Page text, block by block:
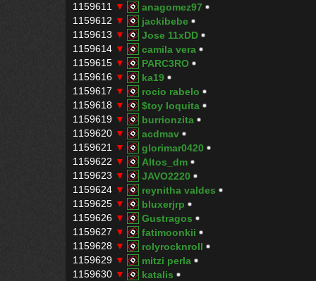
1159611
▼
anagomez97
1159612 ▼
jackibebe
1159613 ▼
Jose 11xDD
1159614 ▼
camila vera
1159615 ▼
PARC3RO
1159616 ▼
ka19
1159617 ▼
rocio rabelo
1159618 ▼
$toy loquita
1159619 ▼
burrionzita
1159620 ▼
acdmav
1159621
▼
glorimar0420
1159622 ▼
Altos_dm
1159623 ▼
JAVO2220
1159624 ▼
reynitha valdes
1159625 ▼
bluxerjrp
1159626 ▼
Gustragos
1159627 ▼
fatimoonkii
1159628 ▼
rolyrocknroll
1159629 ▼
mitzi perla
1159630 ▼
katalis